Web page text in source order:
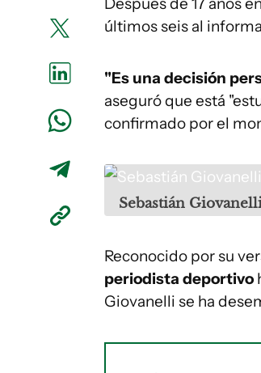
últimos seis al
"Es una decisión
aseguró que está
confirmado por el
Sebastián
Reconocido por su
periodista deportivo
Giovanelli se ha